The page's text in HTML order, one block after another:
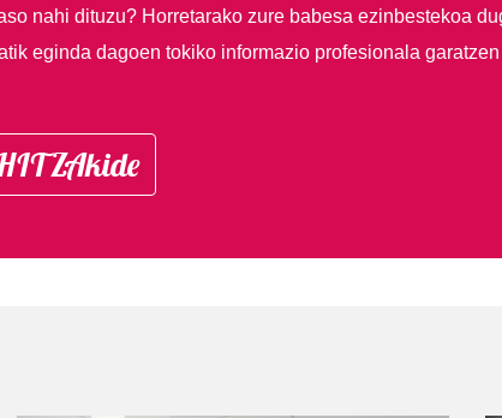
nahi dituzu? Horretarako zure babesa ezinbestekoa
eginda dagoen tokiko informazio profesionala garatzen